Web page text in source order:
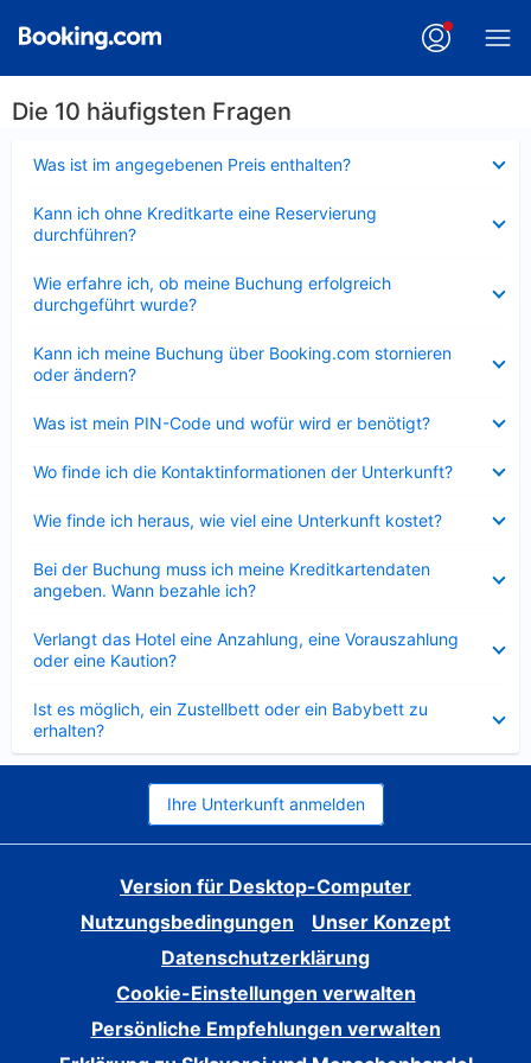
Die 10 häufigsten Fragen
Was ist im angegebenen Preis enthalten?
Kann ich ohne Kreditkarte eine Reservierung
durchführen?
Wie erfahre ich, ob meine Buchung erfolgreich
durchgeführt wurde?
Kann ich meine Buchung über Booking.com stornieren
oder ändern?
Was ist mein PIN-Code und wofür wird er benötigt?
Wo finde ich die Kontaktinformationen der Unterkunft?
Wie finde ich heraus, wie viel eine Unterkunft kostet?
Bei der Buchung muss ich meine Kreditkartendaten
angeben. Wann bezahle ich?
Verlangt das Hotel eine Anzahlung, eine Vorauszahlung
oder eine Kaution?
Ist es möglich, ein Zustellbett oder ein Babybett zu
erhalten?
Ihre Unterkunft anmelden
Version für Desktop-Computer
Nutzungsbedingungen
Unser Konzept
Datenschutzerklärung
Cookie-Einstellungen verwalten
Persönliche Empfehlungen verwalten